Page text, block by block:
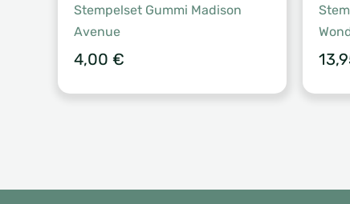
Stempelset Gummi Madison
Avenue
4,00 €